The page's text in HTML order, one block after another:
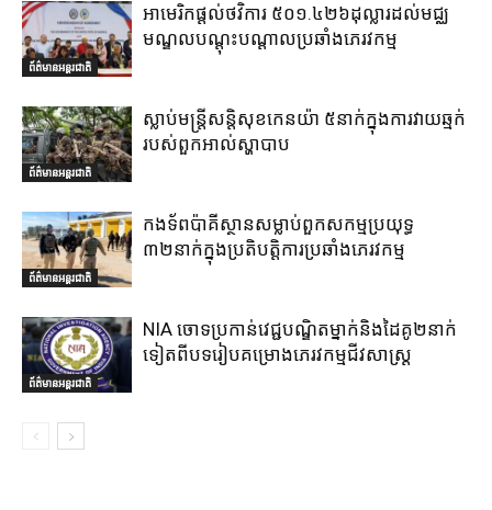
ព័ត៌មានអន្តរជាតិ
អាមេរិកផ្តល់ថវិការ ៥០១.៤២៦ដុល្លារដល់មជ្ឈ
មណ្ឌលបណ្តុះបណ្តាលប្រឆាំងភេរវកម្ម
ព័ត៌មានអន្តរជាតិ
ស្លាប់មន្ត្រីសន្តិសុខកេនយ៉ា ៥នាក់ក្នុងការវាយឆ្មក់
របស់ពួកអាល់ស្ហាបាប
ព័ត៌មានអន្តរជាតិ
កងទ័ពប៉ាគីស្ថានសម្លាប់ពួកសកម្មប្រយុទ្ធ
៣២នាក់ក្នុងប្រតិបត្តិការប្រឆាំងភេរវកម្ម
ព័ត៌មានអន្តរជាតិ
NIA ចោទប្រកាន់វេជ្ជបណ្ឌិតម្នាក់និងដៃគូ២នាក់
ទៀតពីបទរៀបគម្រោងភេរវកម្មជីវសាស្ត្រ